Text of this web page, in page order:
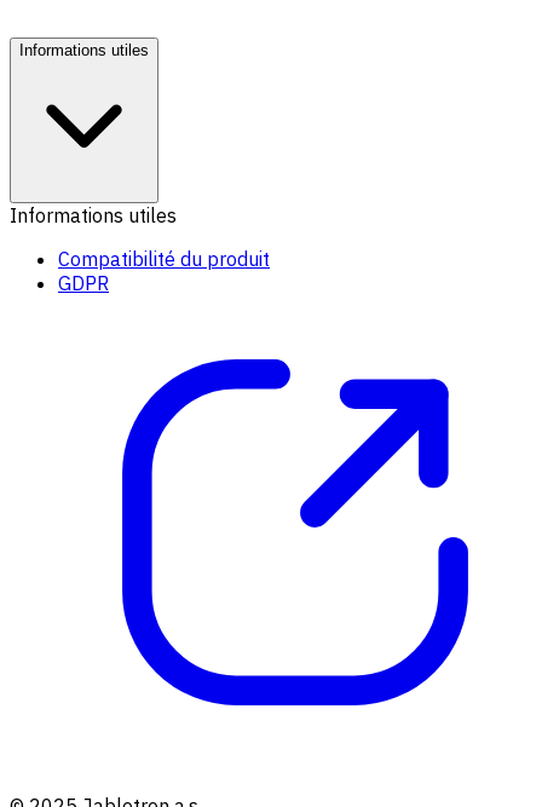
Informations utiles
Informations utiles
Compatibilité du produit
GDPR